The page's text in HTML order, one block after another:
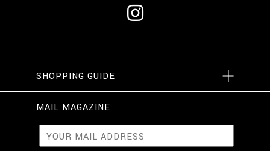
SHOPPING GUIDE
MAIL MAGAZINE